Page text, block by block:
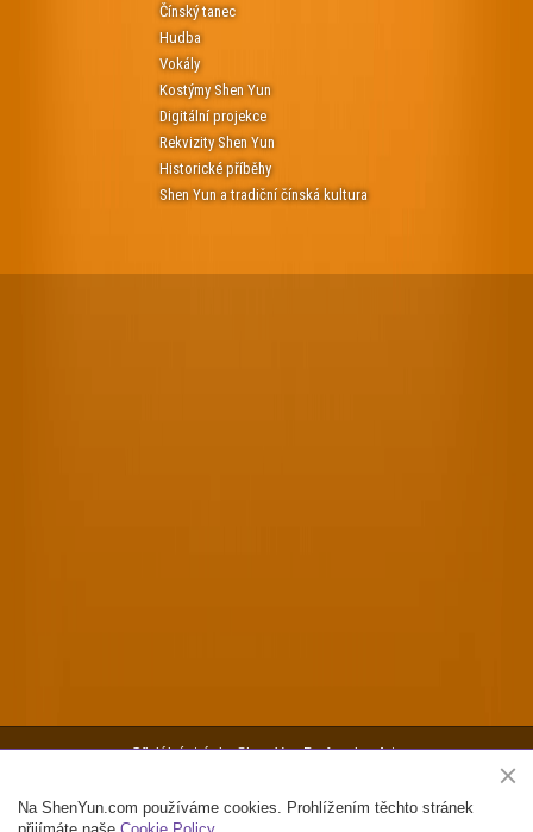
Čínský tanec
Hudba
Vokály
Kostýmy Shen Yun
Digitální projekce
Rekvizity Shen Yun
Historické příběhy
Shen Yun a tradiční čínská kultura
Oficiální stránky Shen Yun Performing Arts
Kontakt Podmínky použití
Na ShenYun.com používáme cookies. Prohlížením těchto stránek